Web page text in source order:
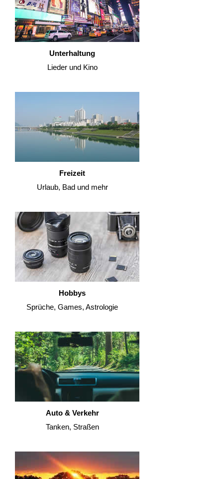
Unterhaltung
Lieder und Kino
Freizeit
Urlaub, Bad und mehr
Hobbys
Sprüche, Games, Astrologie
Auto & Verkehr
Tanken, Straßen